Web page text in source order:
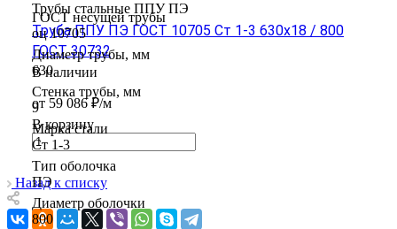
ГОСТ несущей трубы
оц 10705
Диаметр трубы, мм
630
Стенка трубы, мм
9
Марка стали
Ст 1-3
Тип оболочка
ПЭ
Диаметр оболочки
800
Трубы стальные ППУ ПЭ
Труба ППУ ПЭ ГОСТ 10705 Ст 1-3 630x18 / 800
ГОСТ 30732
В наличии
от 59 086 ₽/м
В корзину
Назад к списку